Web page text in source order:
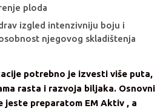
ploda
izgled intenzivniju boju i
njegovog skladištenja
potrebno je izvesti više puta,
rasta i razvoja biljaka. Osnovni
jeste preparatom EM Aktiv , a